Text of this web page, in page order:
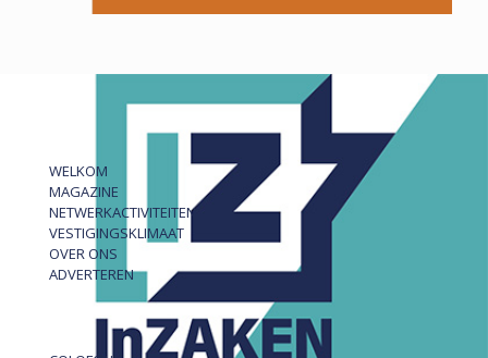
WELKOM
MAGAZINE
NETWERKACTIVITEITEN
VESTIGINGSKLIMAAT
OVER ONS
ADVERTEREN